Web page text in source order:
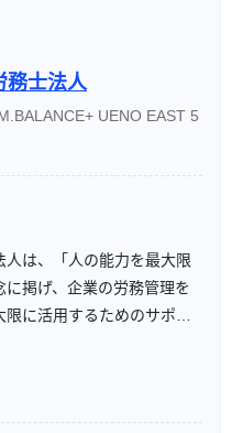
務士法人
UENO EAST 5
は、「人の能力を最大限
掲げ、企業の労務管理を
に活用するためのサポー
対応や就業規則の整備な